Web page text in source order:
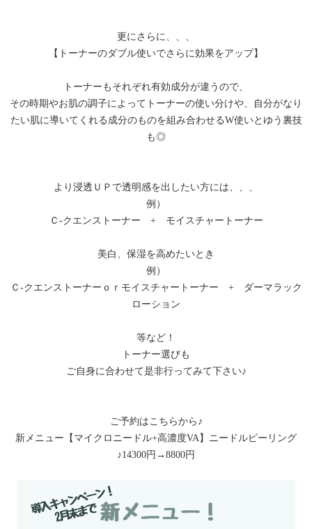
更にさらに、、、
【トーナーのダブル使いでさらに効果をアップ】
トーナーもそれぞれ有効成分が違うので、
その時期やお肌の調子によってトーナーの使い分けや、自分がなり
たい肌に導いてくれる成分のものを組み合わせるW使いとゆう裏技
も◎
より浸透ＵＰで透明感を出したい方には、、、
例）
Ｃ-クエンストーナー + モイスチャートーナー
美白、保湿を高めたいとき
例）
Ｃ-クエンストーナーｏｒモイスチャートーナー + ダーマラック
ローション
等など！
トーナー選びも
ご自身に合わせて是非行ってみて下さい♪
ご予約はこちらから♪
新メニュー【マイクロニードル+高濃度VA】ニードルピーリング
♪14300円→8800円